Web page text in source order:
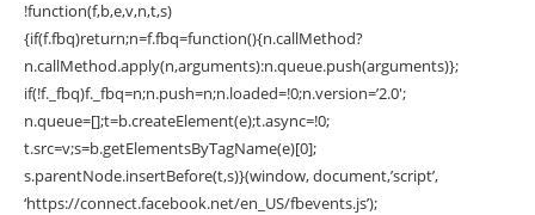
!function(f,b,e,v,n,t,s)
{if(f.fbq)return;n=f.fbq=function(){n.callMethod?
n.callMethod.apply(n,arguments):n.queue.push(arguments)};
if(!f._fbq)f._fbq=n;n.push=n;n.loaded=!0;n.version=’2.0′;
n.queue=[];t=b.createElement(e);t.async=!0;
t.src=v;s=b.getElementsByTagName(e)[0];
s.parentNode.insertBefore(t,s)}(window, document,’script’,
‘https://connect.facebook.net/en_US/fbevents.js’);